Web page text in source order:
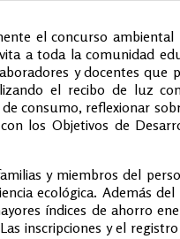
el concurso
a toda la comunidad
y docentes
el recibo de luz
consumo, reflexionar
los Objetivos de
y miembros del
ecológica. Además
índices de ahorro
inscripciones y el